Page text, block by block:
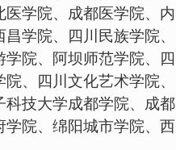
学院、成都医学院、内
学院、四川民族学院、
院、阿坝师范学院、四
、四川文化艺术学院、
科技大学成都学院、成都
院、绵阳城市学院、西